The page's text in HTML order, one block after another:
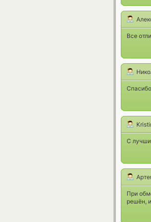
Все
С
При
решён,